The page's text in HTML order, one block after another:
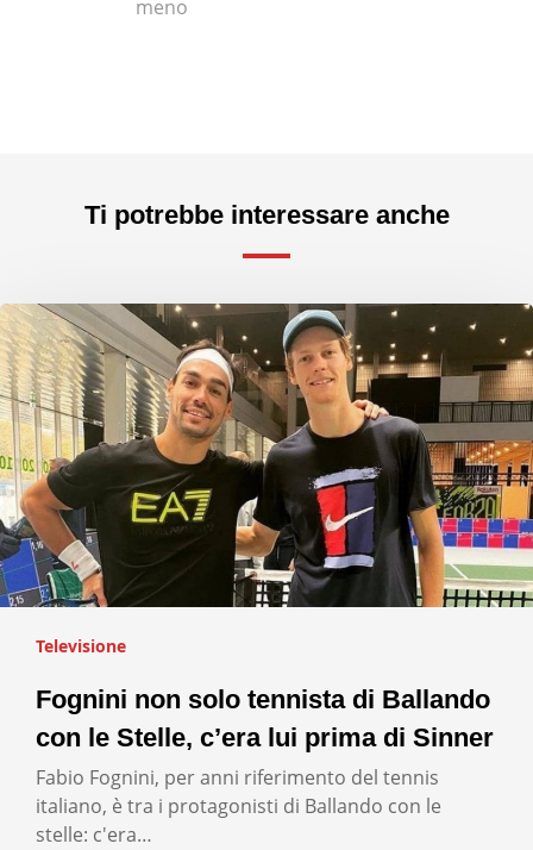
meno
Ti potrebbe interessare anche
Televisione
Fognini non solo tennista di Ballando
con le Stelle, c’era lui prima di Sinner
Fabio Fognini, per anni riferimento del tennis
italiano, è tra i protagonisti di Ballando con le
stelle: c'era…